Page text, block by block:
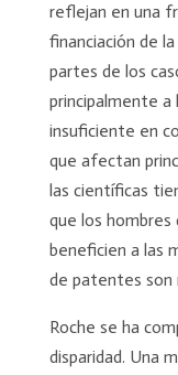
reflejan en una
financiación de
partes de los
principalmente a
insuficiente en
que afectan
las científicas
que los
beneficien a las
de patentes son
Roche se ha
disparidad. Una